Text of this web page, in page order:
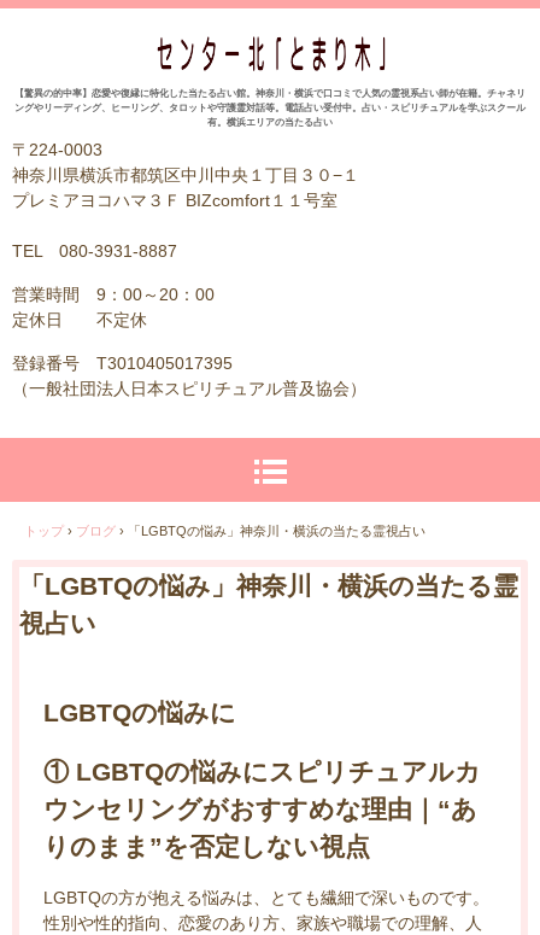
【驚異の的中率】恋愛や復縁に特化した当たる占い館。神奈川・横浜で口コミで人気の霊視系占い師が在籍。チャネリ
ングやリーディング、ヒーリング、タロットや守護霊対話等。電話占い受付中。占い・スピリチュアルを学ぶスクール
有。横浜エリアの当たる占い
〒224-0003
神奈川県横浜市都筑区中川中央１丁目３０−１
プレミアヨコハマ３Ｆ BIZcomfort１１号室
TEL 080-3931-8887
営業時間 9：00～20：00
定休日 不定休
登録番号 T3010405017395
（一般社団法人日本スピリチュアル普及協会）
トップ › ブログ › 「LGBTQの悩み」神奈川・横浜の当たる霊視占い
「LGBTQの悩み」神奈川・横浜の当たる霊
視占い
LGBTQの悩みに
① LGBTQの悩みにスピリチュアルカ
ウンセリングがおすすめな理由｜“あ
りのまま”を否定しない視点
LGBTQの方が抱える悩みは、とても繊細で深いものです。
性別や性的指向、恋愛のあり方、家族や職場での理解、人